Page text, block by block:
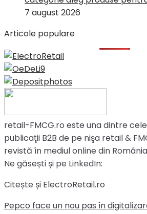
7 august 2026
Articole populare
retail-FMCG.ro este una dintre
publicaţii B2B de pe nişa retail &
revistă în mediul online din
Ne găsești și pe LinkedIn:
Citește și ElectroRetail.ro
Pepco face un nou pas în